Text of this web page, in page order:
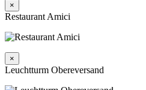
×
Restaurant Amici
×
Leuchtturm Obereversand